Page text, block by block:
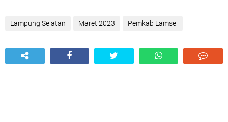
Lampung Selatan Maret 2023 Pemkab Lamsel